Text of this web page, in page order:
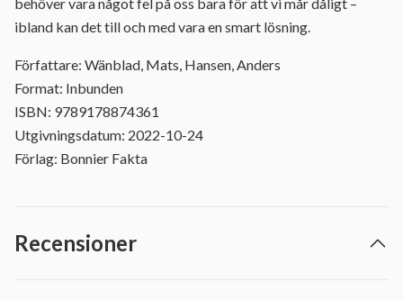
ibland kan det till och med vara en smart lösning.
Författare: Wänblad, Mats, Hansen, Anders
Format: Inbunden
ISBN: 9789178874361
Utgivningsdatum: 2022-10-24
Förlag: Bonnier Fakta
Recensioner